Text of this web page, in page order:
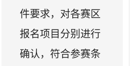
件要求，对各赛区
报名项目分别进行
确认，符合参赛条